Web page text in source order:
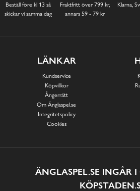
Beställ före kl 13 så
skickar vi samma dag
Fraktfritt över 799 kr,
annars 59 - 79 kr
Klarna,
LÄNKAR
Kundservice
Köpvillkor
Ångerrätt
Om Änglaspel.se
Integritetspolicy
Cookies
ÄNGLASPEL.SE INGÅR